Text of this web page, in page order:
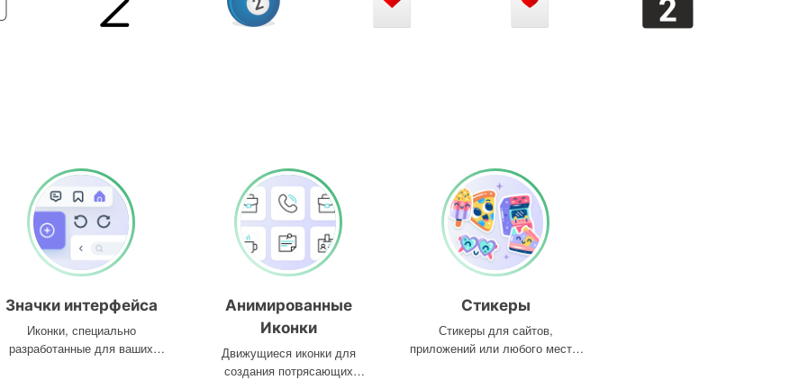
Значки интерфейса
Иконки, специально
разработанные для ваших
Анимированные
Иконки
Движущиеся иконки для
создания потрясающих
Стикеры
Стикеры для сайтов,
приложений или любого места,